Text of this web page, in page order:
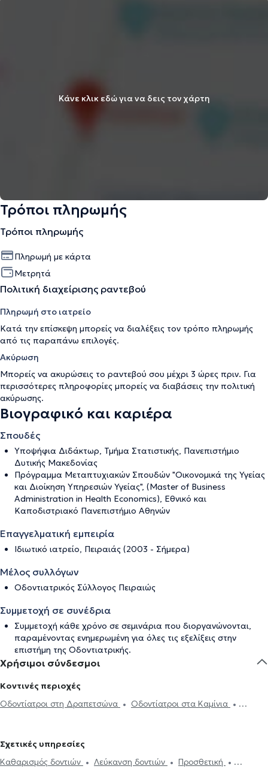
Κάνε κλικ εδώ για να δεις τον χάρτη
Τρόποι πληρωμής
Τρόποι πληρωμής
Πληρωμή με κάρτα
Μετρητά
Πολιτική διαχείρισης ραντεβού
Πληρωμή στο ιατρείο
Κατά την επίσκεψη μπορείς να διαλέξεις τον τρόπο πληρωμής
από τις παραπάνω επιλογές.
Ακύρωση
Μπορείς να ακυρώσεις το ραντεβού σου μέχρι 3 ώρες πριν. Για
περισσότερες πληροφορίες μπορείς να διαβάσεις την πολιτική
ακύρωσης.
Βιογραφικό και καριέρα
Σπουδές
Υποψήφια Διδάκτωρ, Τμήμα Στατιστικής, Πανεπιστήμιο
Δυτικής Μακεδονίας
Πρόγραμμα Μεταπτυχιακών Σπουδών "Οικονομικά της Υγείας
και Διοίκηση Υπηρεσιών Υγείας", (Master of Business
Administration in Health Economics), Εθνικό και
Καποδιστριακό Πανεπιστήμιο Αθηνών
Επαγγελματική εμπειρία
Ιδιωτικό ιατρείο, Πειραιάς (2003 - Σήμερα)
Μέλος συλλόγων
Οδοντιατρικός Σύλλογος Πειραιώς
Συμμετοχή σε συνέδρια
Συμμετοχή κάθε χρόνο σε σεμινάρια που διοργανώνονται,
παραμένοντας ενημερωμένη για όλες τις εξελίξεις στην
επιστήμη της Οδοντιατρικής.
Χρήσιμοι σύνδεσμοι
Κοντινές περιοχές
Οδοντίατροι στη Δραπετσώνα
Οδοντίατροι στα Καμίνια
Οδοντίατροι στον Κορυδαλλό
Οδοντίατροι στο Αιγάλεω
Οδοντίατροι στη Νέα Σμύρνη
Σχετικές υπηρεσίες
Καθαρισμός δοντιών
Λεύκανση δοντιών
Προσθετική